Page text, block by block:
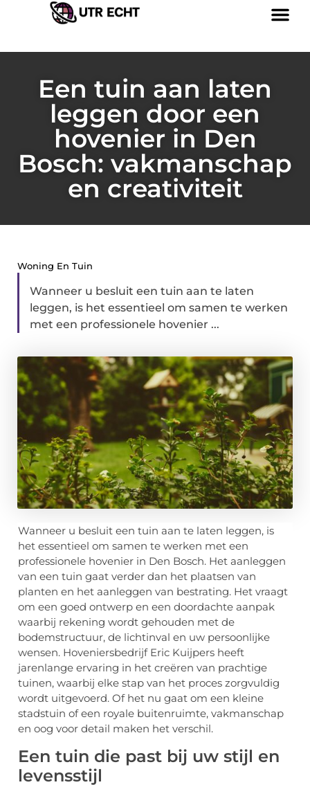
Een tuin aan laten
leggen door een
hovenier in Den
Bosch: vakmanschap
en creativiteit
Woning En Tuin
Wanneer u besluit een tuin aan te laten
leggen, is het essentieel om samen te werken
met een professionele hovenier ...
Wanneer u besluit een tuin aan te laten leggen, is
het essentieel om samen te werken met een
professionele hovenier in Den Bosch. Het aanleggen
van een tuin gaat verder dan het plaatsen van
planten en het aanleggen van bestrating. Het vraagt
om een goed ontwerp en een doordachte aanpak
waarbij rekening wordt gehouden met de
bodemstructuur, de lichtinval en uw persoonlijke
wensen. Hoveniersbedrijf Eric Kuijpers heeft
jarenlange ervaring in het creëren van prachtige
tuinen, waarbij elke stap van het proces zorgvuldig
wordt uitgevoerd. Of het nu gaat om een kleine
stadstuin of een royale buitenruimte, vakmanschap
en oog voor detail maken het verschil.
Een tuin die past bij uw stijl en
levensstijl